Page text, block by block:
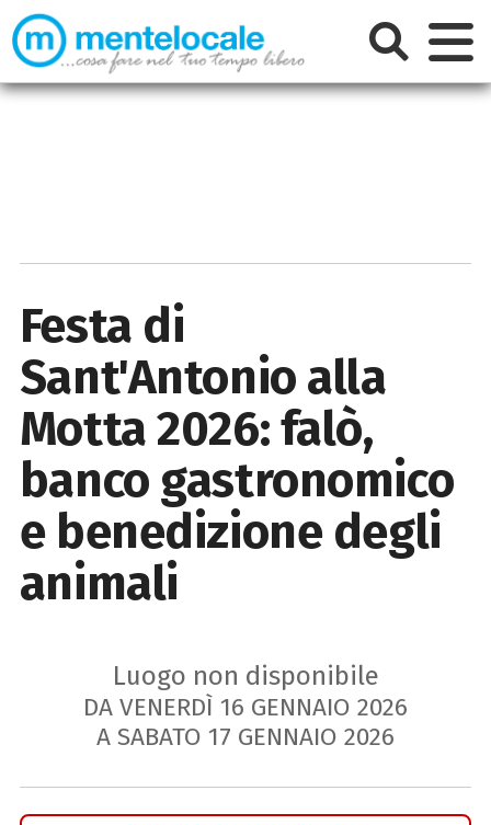
Festa di
Sant'Antonio alla
Motta 2026: falò,
banco gastronomico
e benedizione degli
animali
Luogo non disponibile
DA VENERDÌ 16 GENNAIO 2026
A SABATO 17 GENNAIO 2026